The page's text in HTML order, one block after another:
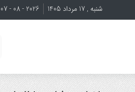
شنبه , 17 مرداد 1405 2026 - 08 - 07